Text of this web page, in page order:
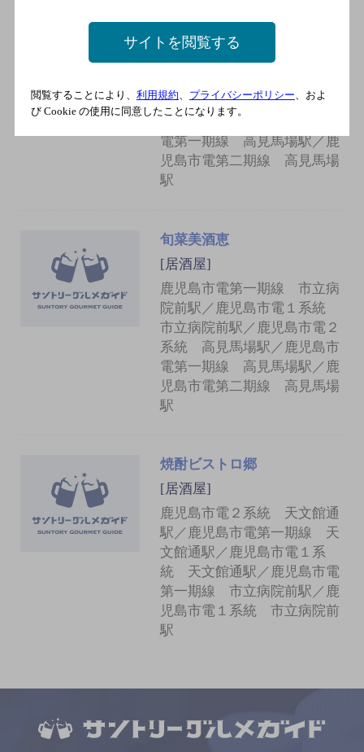
[居酒屋]
鹿児島市電第一期線 市立病
市立病院前駅／鹿児島市電２
系統 高見馬場駅／鹿児島市
電第一期線 高見馬場駅／鹿
児島市電第二期線 高見馬場
駅
旬菜美酒恵
[居酒屋]
鹿児島市電第一期線 市立病
院前駅／鹿児島市電１系統
市立病院前駅／鹿児島市電２
系統 高見馬場駅／鹿児島市
電第一期線 高見馬場駅／鹿
児島市電第二期線 高見馬場
駅
焼酎ビストロ郷
[居酒屋]
鹿児島市電２系統 天文館通
駅／鹿児島市電第一期線 天
文館通駅／鹿児島市電１系
統 天文館通駅／鹿児島市電
第一期線 市立病院前駅／鹿
児島市電１系統 市立病院前
駅
サイトを閲覧する
閲覧することにより、 利用規約、 プライバシーポリシー、およ
び Cookie の使用に同意したことになります。